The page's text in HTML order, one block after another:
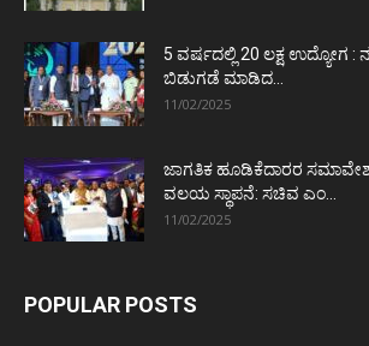
5 ವರ್ಷದಲ್ಲಿ 20 ಲಕ್ಷ ಉದ್ಯೋಗ :
ಬಿಡುಗಡೆ ಮಾಡಿದ...
11/02/2025
ಜಾಗತಿಕ ಹೂಡಿಕೆದಾರರ
ವಲಯ ಸ್ಥಾಪನೆ: ಸಚಿವ ಎಂ...
11/02/2025
POPULAR POSTS